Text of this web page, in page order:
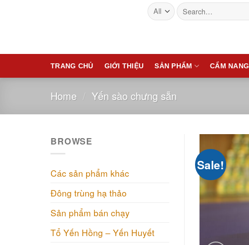
Search
for:
TRANG CHỦ GIỚI THIỆU SẢN PHẨM CẨM NANG
Home / Yến sào chưng sẵn
BROWSE
Các sản phẩm khác
Đông trùng hạ thảo
Sản phẩm bán chạy
Tổ Yến Hồng – Yến Huyết
Sale!